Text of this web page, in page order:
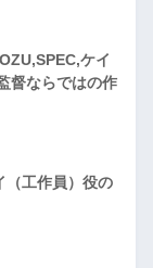
ケイ
督ならではの作
（工作員）役の